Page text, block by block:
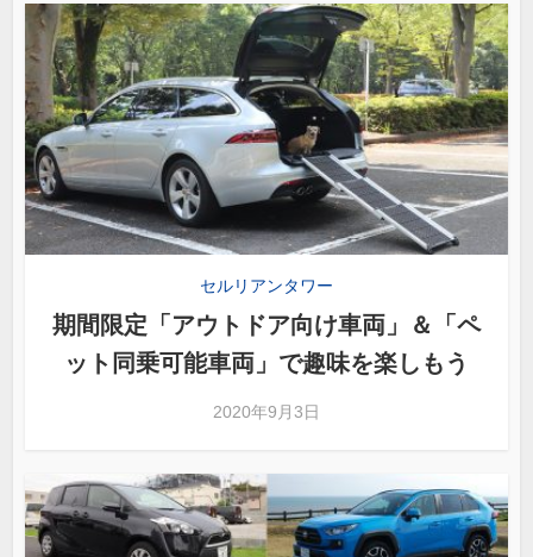
セルリアンタワー
期間限定「アウトドア向け車両」＆「ペ
ット同乗可能車両」で趣味を楽しもう
2020年9月3日